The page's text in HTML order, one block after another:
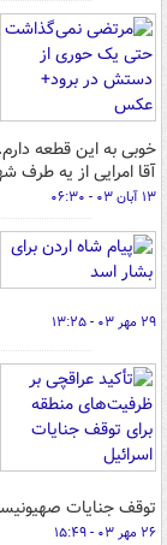
خوبی به این قطعه
آقا امرایی از یه طرف
۱۳ آبان ۰۳ - ۰۶:۳۰
۲۹ مهر ۰۳ - ۱۳:۲۵
توقف جنایات
۲۶ مهر ۰۳ - ۱۵:۴۹